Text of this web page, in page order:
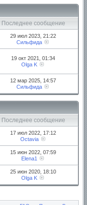
Последнее сообщение
29 июл 2023, 21:22
Сильфида
19 окт 2021, 01:34
Olga K
12 мар 2025, 14:57
Сильфида
Последнее сообщение
17 июл 2022, 17:12
Octavia
15 июн 2022, 07:59
Elena1
25 июн 2020, 18:10
Olga K